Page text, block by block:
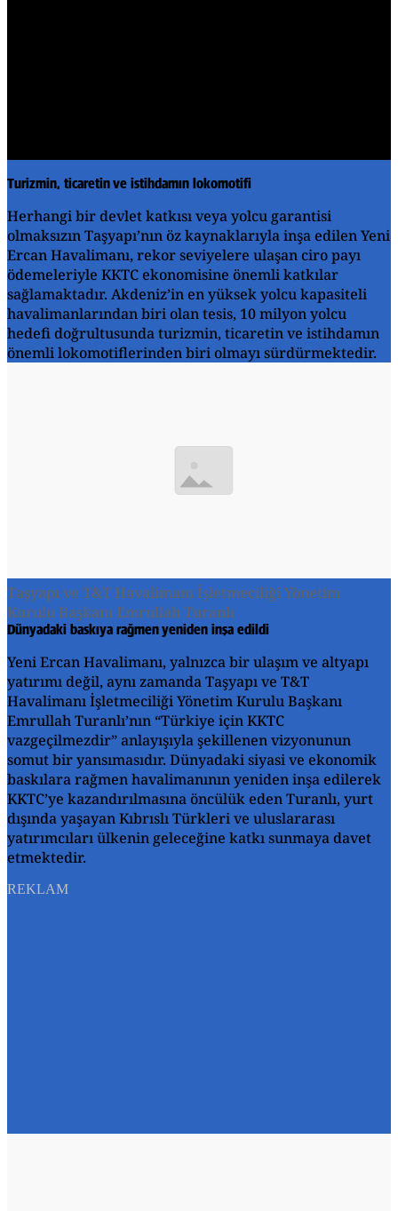
Turizmin, ticaretin ve istihdamın lokomotifi
Herhangi bir devlet katkısı veya yolcu garantisi
olmaksızın Taşyapı’nın öz kaynaklarıyla inşa edilen Yeni
Ercan Havalimanı, rekor seviyelere ulaşan ciro payı
ödemeleriyle KKTC ekonomisine önemli katkılar
sağlamaktadır. Akdeniz’in en yüksek yolcu kapasiteli
havalimanlarından biri olan tesis, 10 milyon yolcu
hedefi doğrultusunda turizmin, ticaretin ve istihdamın
önemli lokomotiflerinden biri olmayı sürdürmektedir.
Taşyapı ve T&T Havalimanı İşletmeciliği Yönetim
Kurulu Başkanı Emrullah Turanlı
Dünyadaki baskıya rağmen yeniden inşa edildi
Yeni Ercan Havalimanı, yalnızca bir ulaşım ve altyapı
yatırımı değil, aynı zamanda Taşyapı ve T&T
Havalimanı İşletmeciliği Yönetim Kurulu Başkanı
Emrullah Turanlı’nın “Türkiye için KKTC
vazgeçilmezdir” anlayışıyla şekillenen vizyonunun
somut bir yansımasıdır. Dünyadaki siyasi ve ekonomik
baskılara rağmen havalimanının yeniden inşa edilerek
KKTC’ye kazandırılmasına öncülük eden Turanlı, yurt
dışında yaşayan Kıbrıslı Türkleri ve uluslararası
yatırımcıları ülkenin geleceğine katkı sunmaya davet
etmektedir.
REKLAM